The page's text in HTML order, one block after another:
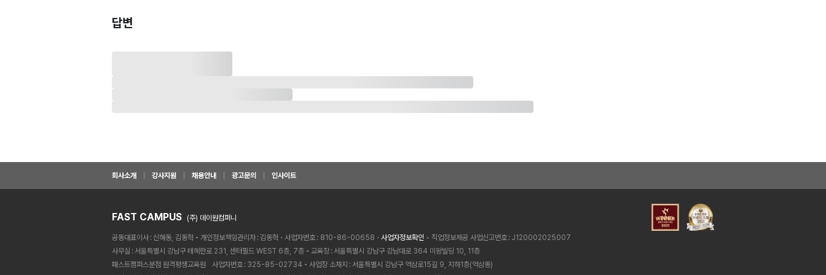
답변
회사소개 강사지원 채용안내 광고문의 인사이트
FAST CAMPUS (주) 데이원컴퍼니
공동대표이사 신해동, 김동혁 개인정보책임관리자 김동혁 사업자번호 810-86-00658 사업자정보확인 • 직업정보제공 사업신고번호 J120002025007
사무실 서울특별시 강남구 테헤란로 231, 센터필드 WEST 6층, 7층 교육장 서울특별시 강남구 강남대로 364 미왕빌딩 10, 11층
패스트캠퍼스분점 원격평생교육원ㅤ 사업자번호 325-85-02734 사업장 소재지
서울특별시 강남구 역삼로15길 9, 지하1층(역삼동)